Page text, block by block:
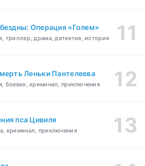
Операция «Голем»
триллер, драма, детектив, история
Леньки Пантелеева
боевик, криминал, приключения
пса Цивиля
криминал, приключения